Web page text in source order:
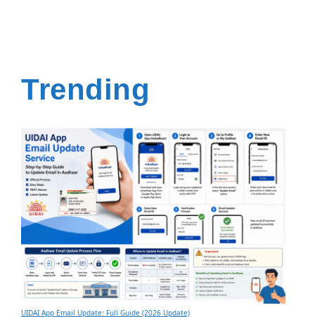
Trending
UIDAI App Email Update: Full Guide (2026 Update)